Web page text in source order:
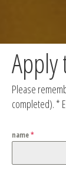
Apply
Please
completed). *
name*